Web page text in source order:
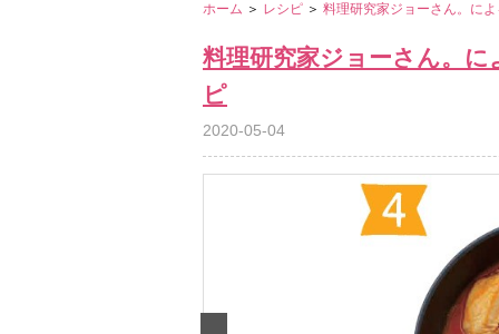
ホーム ＞ レシピ ＞ 料理研究家ジョーさん。に
料理研究家ジョーさん。
ピ
2020-05-04